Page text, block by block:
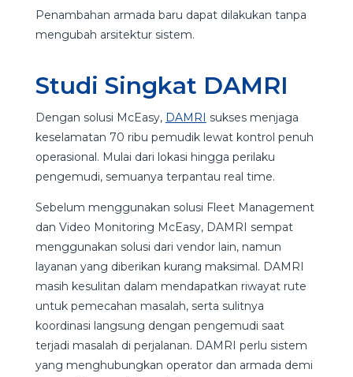
Penambahan armada baru dapat dilakukan tanpa
mengubah arsitektur sistem.
Studi Singkat DAMRI
Dengan solusi McEasy, DAMRI sukses menjaga
keselamatan 70 ribu pemudik lewat kontrol penuh
operasional. Mulai dari lokasi hingga perilaku
pengemudi, semuanya terpantau real time.
Sebelum menggunakan solusi Fleet Management
dan Video Monitoring McEasy, DAMRI sempat
menggunakan solusi dari vendor lain, namun
layanan yang diberikan kurang maksimal. DAMRI
masih kesulitan dalam mendapatkan riwayat rute
untuk pemecahan masalah, serta sulitnya
koordinasi langsung dengan pengemudi saat
terjadi masalah di perjalanan. DAMRI perlu sistem
yang menghubungkan operator dan armada demi